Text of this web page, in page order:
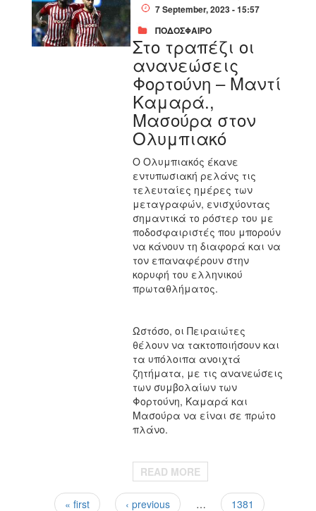
7 September, 2023 - 15:57
ΠΟΔΟΣΦΑΙΡΟ
Στο τραπέζι οι
ανανεώσεις
Φορτούνη – Μαντί
Καμαρά.,
Μασούρα στον
Ολυμπιακό
Ο Ολυμπιακός έκανε
εντυπωσιακή ρελάνς τις
τελευταίες ημέρες των
μεταγραφών, ενισχύοντας
σημαντικά το ρόστερ του με
ποδοσφαιριστές που μπορούν
να κάνουν τη διαφορά και να
τον επαναφέρουν στην
κορυφή του ελληνικού
πρωταθλήματος.
Ωστόσο, οι Πειραιώτες
θέλουν να τακτοποιήσουν και
τα υπόλοιπα ανοιχτά
ζητήματα, με τις ανανεώσεις
των συμβολαίων των
Φορτούνη, Καμαρά και
Μασούρα να είναι σε πρώτο
πλάνο.
READ MORE
« first ‹ previous …
1381